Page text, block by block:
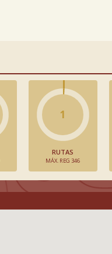
1
RUTAS
MÁX. REG 346